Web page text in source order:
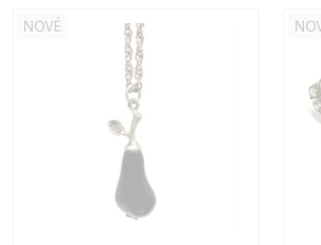
NOVÉ